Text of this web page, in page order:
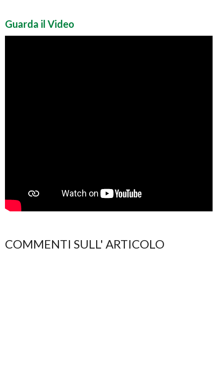
Guarda il Video
COMMENTI SULL' ARTICOLO